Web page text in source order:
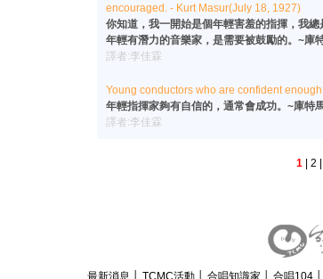
encouraged. - Kurt Masur(July 18, 1927)
你知道，我一開始是個年輕害羞的指揮，我
年輕有潛力的音樂家，是需要被鼓勵的。~庫
譯者:李佳霖
Young conductors who are confident
年輕指揮家夠有自信的，通常會成功。~庫特
譯者:李佳霖
1 | 2 |
最新消息 TCMC活動 合唱知識家 合唱104